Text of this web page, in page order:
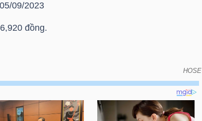
2023
đồng.
HOSE
ngày đáo hạn của chứng quyền có bảo đảm